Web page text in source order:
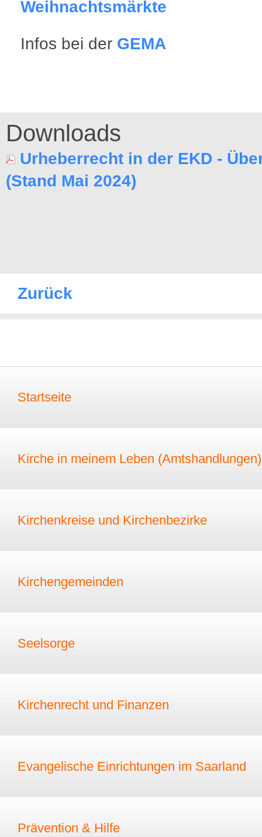
Weihnachtsmärkte
Infos bei der GEMA
Downloads
Urheberrecht in der EKD -
(Stand Mai 2024)
Zurück
Startseite
Kirche in meinem Leben (Amtshandlungen)
Kirchenkreise und Kirchenbezirke
Kirchengemeinden
Seelsorge
Kirchenrecht und Finanzen
Evangelische Einrichtungen im Saarland
Prävention & Hilfe